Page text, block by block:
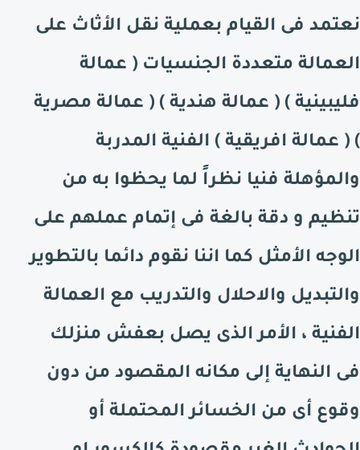
نعتمد فى القيام بعملية نقل الأثاث على
العمالة متعددة الجنسيات ( عمالة
فليبينية ) ( عمالة هندية ) ( عمالة مصرية
) ( عمالة افريقية ) الفنية المدربة
والمؤهلة فنيا نظراً لما يحظوا به من
تنظيم و دقة بالغة فى إتمام عملهم على
الوجه الأمثل كما اننا نقوم دائما بالتطوير
والتبديل والاحلال والتدريب مع العمالة
الفنية ، الأمر الذى يصل بعفش منزلك
فى النهاية إلى مكانه المقصود من دون
وقوع أى من الخسائر المحتملة أو